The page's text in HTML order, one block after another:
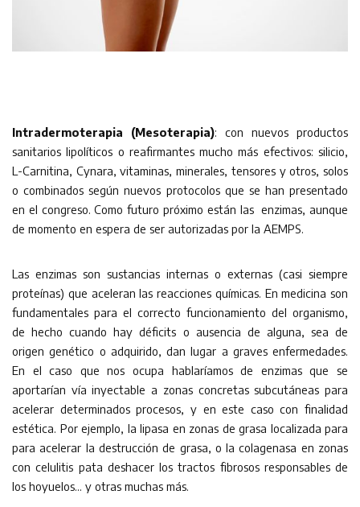
Intradermoterapia (Mesoterapia): con nuevos productos
sanitarios lipolíticos o reafirmantes mucho más efectivos: silicio,
L-Carnitina, Cynara, vitaminas, minerales, tensores y otros, solos
o combinados según nuevos protocolos que se han presentado
en el congreso. Como futuro próximo están las enzimas, aunque
de momento en espera de ser autorizadas por la AEMPS.
Las enzimas son sustancias internas o externas (casi siempre
proteínas) que aceleran las reacciones químicas. En medicina son
fundamentales para el correcto funcionamiento del organismo,
de hecho cuando hay déficits o ausencia de alguna, sea de
origen genético o adquirido, dan lugar a graves enfermedades.
En el caso que nos ocupa hablaríamos de enzimas que se
aportarían vía inyectable a zonas concretas subcutáneas para
acelerar determinados procesos, y en este caso con finalidad
estética. Por ejemplo, la lipasa en zonas de grasa localizada para
para acelerar la destrucción de grasa, o la colagenasa en zonas
con celulitis pata deshacer los tractos fibrosos responsables de
los hoyuelos… y otras muchas más.